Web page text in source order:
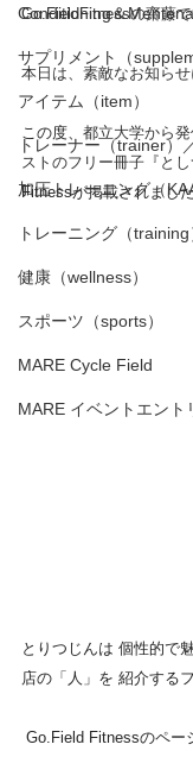
Conditioning＆
サプリメント（
アイテム（item）
トレーナー（trainer）
加圧トレーニング（
トレーニング（training
健康（wellness）
スポーツ（sports）
MARE Cycle Field
MARE イベントエント
Go.FieldFitnessの齋藤
本日は、素敵なお知ら
この度、 都立大学から
ストのフリー冊子『と
Fitnessが掲載されまし
とりつじんは 個性的で
店の「人」を 紹介する